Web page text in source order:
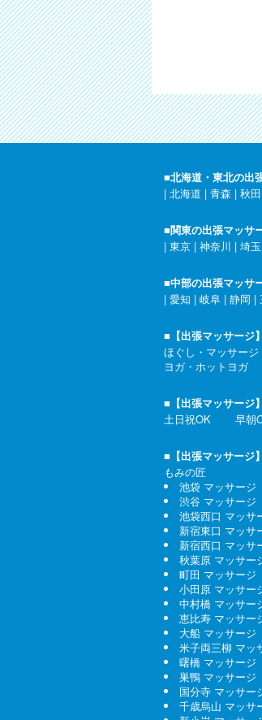
■北海道・東北の出
| 北海道 | 青森 | 秋田
■関東の出張マッサ
| 東京 | 神奈川 | 埼玉
■中部の出張マッサ
| 愛知 | 岐阜 | 静岡 |
■【出張マッサージ
ほぐし・マッサージ
ヨガ・ホットヨガ
■【出張マッサージ
土日祝OK
早朝
■【出張マッサージ
もみの匠
池袋 マッサージ
渋谷 マッサージ
池袋西口 マッサ
新宿東口 マッサ
新宿西口 マッサ
秋葉原 マッサー
町田 マッサージ
小田原 マッサー
中村橋 マッサー
恵比寿 マッサー
大船 マッサージ
米子両三柳 マッ
曙橋 マッサージ
巣鴨 マッサージ
国分寺 マッサー
千歳烏山 マッサ